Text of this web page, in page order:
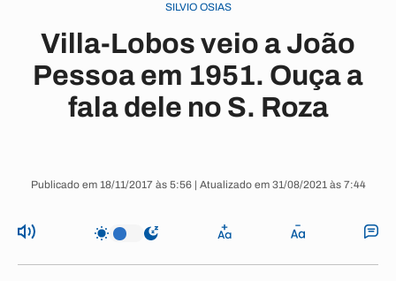
SILVIO OSIAS
Villa-Lobos veio a João
Pessoa em 1951. Ouça a
fala dele no S. Roza
Publicado em 18/11/2017 às 5:56 | Atualizado em 31/08/2021 às 7:44